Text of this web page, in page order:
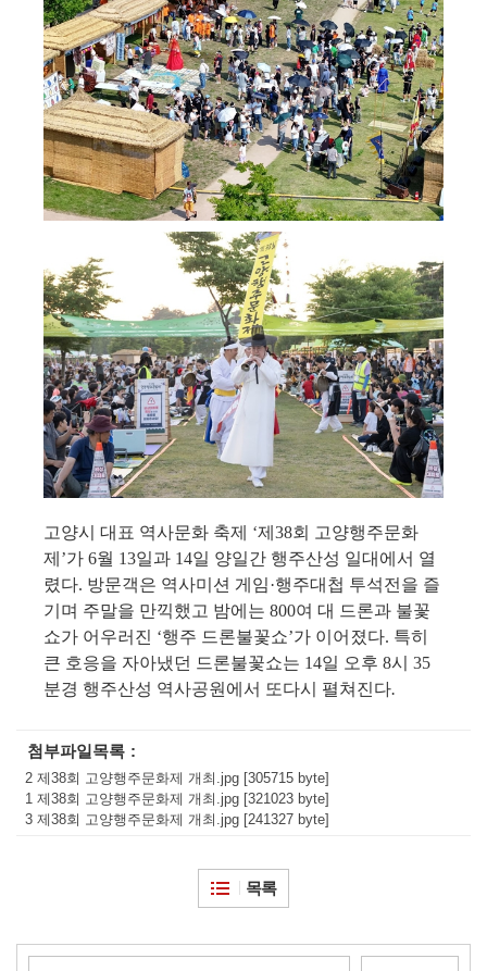
고양시 대표 역사문화 축제 ‘제 38회 고양행주문화
제 ’가 6월 13일과 14일 양일간 행주산성 일대에서 열
렸다. 방문객은 역사미션 게임·행주대첩 투석전을 즐
기며 주말을 만끽했고 밤에는 800여 대 드론과 불꽃
쇼가 어우러진 ‘행주 드론불꽃쇼’가 이어졌다. 특히
큰 호응을 자아냈던 드론불꽃쇼는 14일 오후 8시 35
분경 행주산성 역사공원에서 또다시 펼쳐진다.
첨부파일목록
2 제38회 고양행주문화제 개최.jpg [305715 byte]
1 제38회 고양행주문화제 개최.jpg [321023 byte]
3 제38회 고양행주문화제 개최.jpg [241327 byte]
목록